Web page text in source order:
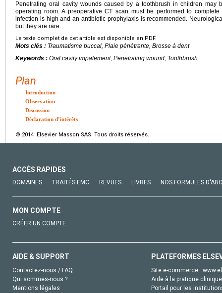
Penetrating oral cavity wounds caused by a toothbrush in children
operating room. A preoperative CT scan must be performed to
infection is high and an antibiotic prophylaxis is recommended.
but they are rare.
Le texte complet de cet article est disponible en PDF.
Mots clés : Traumatisme buccal, Plaie pénétrante, Brosse à dent
Keywords : Oral cavity impalement, Penetrating wound, Toothbrush
Plan
Introduction
Observation
Discussion
Déclaration d’intérêts
© 2014 Elsevier Masson SAS. Tous droits réservés.
ACCÈS RAPIDES
DOMAINES TRAITÉS EMC REVUES LIVRES NOS FORMULES
MON COMPTE
CRÉER UN COMPTE
AIDE & SUPPORT
Contactez-nous / FAQ
Qui sommes-nous ?
Mentions légales
PLATEFORMES
Site e-commerce :
Aide à la pratique
Portail pour les